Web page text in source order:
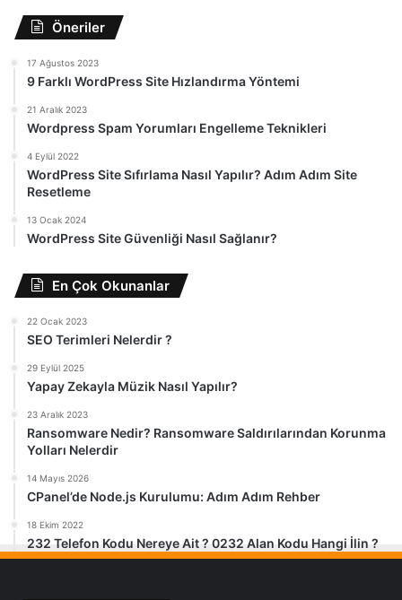
Öneriler
17 Ağustos 2023
9 Farklı WordPress Site Hızlandırma Yöntemi
21 Aralık 2023
Wordpress Spam Yorumları Engelleme Teknikleri
4 Eylül 2022
WordPress Site Sıfırlama Nasıl Yapılır? Adım Adım Site
Resetleme
13 Ocak 2024
WordPress Site Güvenliği Nasıl Sağlanır?
En Çok Okunanlar
22 Ocak 2023
SEO Terimleri Nelerdir ?
29 Eylül 2025
Yapay Zekayla Müzik Nasıl Yapılır?
23 Aralık 2023
Ransomware Nedir? Ransomware Saldırılarından Korunma
Yolları Nelerdir
14 Mayıs 2026
CPanel’de Node.js Kurulumu: Adım Adım Rehber
18 Ekim 2022
232 Telefon Kodu Nereye Ait ? 0232 Alan Kodu Hangi İlin ?